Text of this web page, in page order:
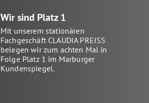
Wir sind Platz 1
Mit unserem stationären
Fachgeschäft CLAUDIA PREISS
belegen wir zum achten Mal in
Folge Platz 1 im Marburger
Kundenspiegel.